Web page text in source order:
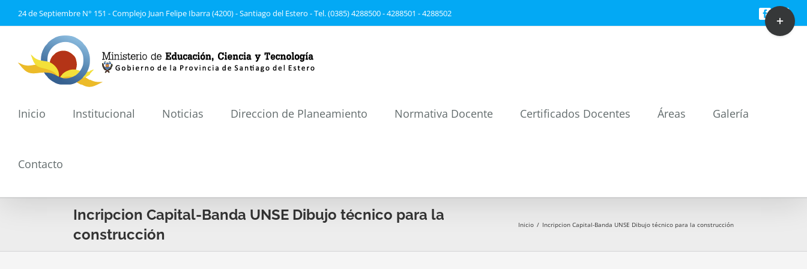
al
24 de Septiembre N° 151 - Complejo Juan Felipe Ibarra (4200) - Santiago del Estero - Tel. (0385) 4288500 - 4288501 - 4288502 Facebook
Inicio Institucional Noticias Direccion de Planeamiento Normativa Docente Certificados Docentes Áreas Galería
Contacto
Incripcion Capital-Banda UNSE Dibujo técnico para la
construcción
Inicio / Incripcion Capital-Banda UNSE Dibujo técnico para la construcción
Toggle
Sliding